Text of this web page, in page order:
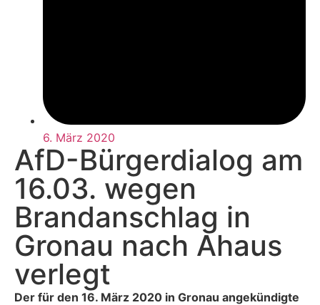
6. März 2020
AfD-Bürgerdialog am
16.03. wegen
Brandanschlag in
Gronau nach Ahaus
verlegt
Der für den 16. März 2020 in Gronau angekündigte